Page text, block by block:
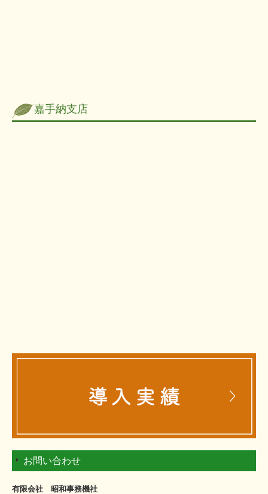
お問い合わせ
有限会社 昭和事務機社
嘉手納支店